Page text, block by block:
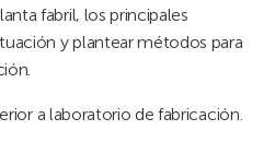
fabril, los principales
y plantear métodos para
a laboratorio de fabricación.